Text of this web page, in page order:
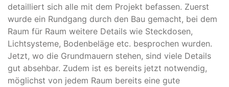
detailliert sich alle mit dem Projekt befassen. Zuerst
wurde ein Rundgang durch den Bau gemacht, bei dem
Raum für Raum weitere Details wie Steckdosen,
Lichtsysteme, Bodenbeläge etc. besprochen wurden.
Jetzt, wo die Grundmauern stehen, sind viele Details
gut absehbar. Zudem ist es bereits jetzt notwendig,
möglichst von jedem Raum bereits eine gute